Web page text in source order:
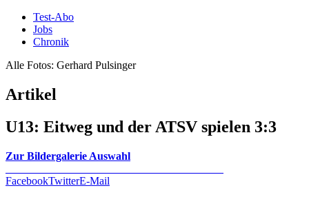
Test-Abo
Jobs
Chronik
Alle Fotos: Gerhard Pulsinger
Artikel
U13: Eitweg und der ATSV spielen 3:3
Zur Bildergalerie Auswahl
FacebookTwitterE-Mail